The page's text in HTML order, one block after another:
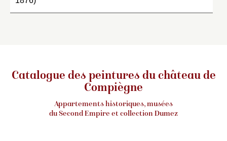
Catalogue des peintures du château de
Compiègne
Appartements historiques, musées
du Second Empire et collection Dumez